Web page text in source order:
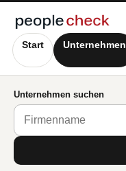
Start Unternehmen
Unternehmen suchen